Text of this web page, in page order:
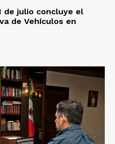
de julio concluye el
de Vehículos en